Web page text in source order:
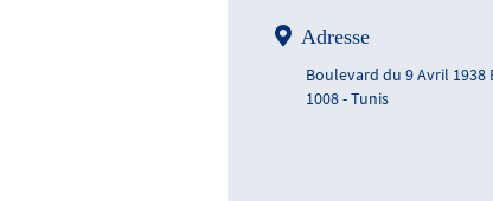
Adresse
Boulevard du 9 Avril 1938
1008 - Tunis